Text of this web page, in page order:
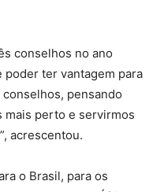
conselhos no ano
ter vantagem para
pensando
mais perto e servirmos
acrescentou.
o Brasil, para os